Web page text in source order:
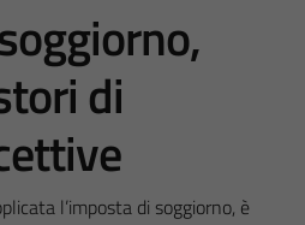
di
l’imposta di soggiorno, è